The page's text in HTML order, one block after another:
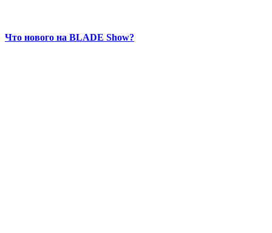
Что нового на BLADE Show?